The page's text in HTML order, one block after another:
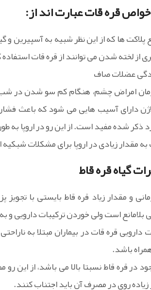
قره قات عبارت اند از:
ها که از این نظر شبیه به آسپیرین و
از لخته شدن می توانند از قره قات
عضلات صاف
امراض چشم، هنگام کم سو شدن در
دارای آسیب هایی می شود که باعث
ذکر شده مفید است. از این رو در اروپا به
مقدار زیادی در اروپا برای مشکلات
گیاه قره قاط
و مقدار زیاد قره قاط بایستی با
بلامانع است ولی خوردن ترکیبات دارویی و
دارویی قره قات در بیماران مبتلا به
باشد.
در قره قاط نسبتا بالا می باشد، از
زیاده روی در مصرف آن باید اجتناب کنند.